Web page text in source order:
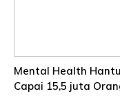
Mental Health
Capai 15,5 juta